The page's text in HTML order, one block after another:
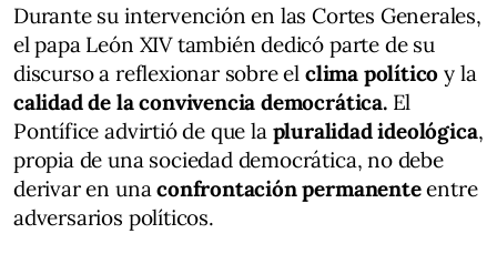
Durante su intervención en las Cortes Generales,
el papa León XIV también dedicó parte de su
discurso a reflexionar sobre el clima político y la
calidad de la convivencia democrática.El
Pontífice advirtió de que la pluralidad ideológica,
propia de una sociedad democrática, no debe
derivar en unaconfrontación permanenteentre
adversarios políticos.